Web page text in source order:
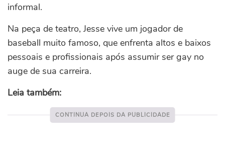
informal.
Na peça de teatro, Jesse vive um jogador de
baseball muito famoso, que enfrenta altos e baixos
pessoais e profissionais após assumir ser gay no
auge de sua carreira.
Leia também: